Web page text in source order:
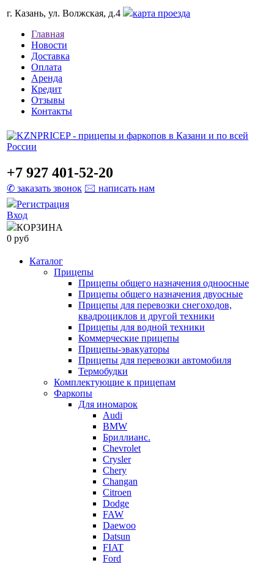
г. Казань, ул. Волжская, д.4
карта проезда
Главная
Новости
Доставка
Оплата
Аренда
Кредит
Отзывы
Контакты
+7 927 401-52-20
✆ заказать звонок 🖂 написать нам
Регистрация
Вход
КОРЗИНА
0 руб
Каталог
Прицепы
Прицепы общего назначения одноосные
Прицепы общего назначения двуосные
Прицепы для перевозки снегоходов,
квадроциклов и другой техники
Прицепы для водной техники
Коммерческие прицепы
Прицепы-эвакуаторы
Прицепы для перевозки автомобиля
Термобудки
Комплектующие к прицепам
Фаркопы
Для иномарок
Audi
BMW
Бриллианс.
Chevrolet
Crysler
Chery
Changan
Citroen
Dodge
FAW
Daewoo
Datsun
FIAT
Ford